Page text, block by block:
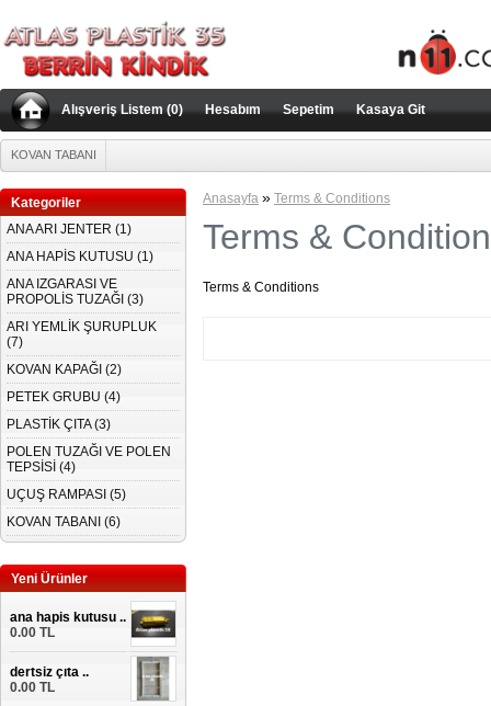
Alışveriş Listem (0) Hesabım Sepetim Kasaya Git
KOVAN TABANI
Kategoriler
ANA ARI JENTER (1)
ANA HAPİS KUTUSU (1)
ANA IZGARASI VE
PROPOLİS TUZAĞI (3)
ARI YEMLİK ŞURUPLUK
(7)
KOVAN KAPAĞI (2)
PETEK GRUBU (4)
PLASTİK ÇITA (3)
POLEN TUZAĞI VE POLEN
TEPSİSİ (4)
UÇUŞ RAMPASI (5)
KOVAN TABANI (6)
Yeni Ürünler
ana hapis kutusu ..
0.00 TL
dertsiz çıta ..
0.00 TL
Anasayfa » Terms & Conditions
Terms &
Terms & Conditions